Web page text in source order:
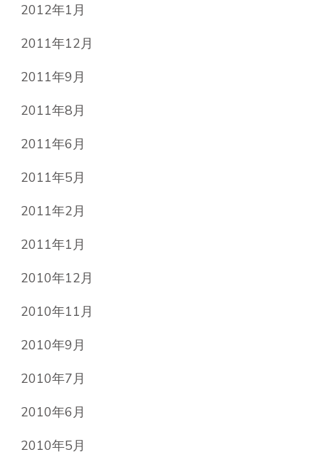
2012年1月
2011年12月
2011年9月
2011年8月
2011年6月
2011年5月
2011年2月
2011年1月
2010年12月
2010年11月
2010年9月
2010年7月
2010年6月
2010年5月